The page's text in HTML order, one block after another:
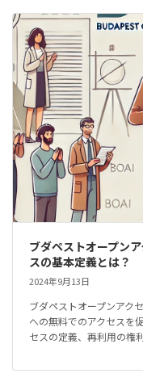
ブダペストオープン
スの基本定義とは？
2024年9月13日
ブダペストオープンアク
への無料でのアクセスを
セスの定義、再利用の権